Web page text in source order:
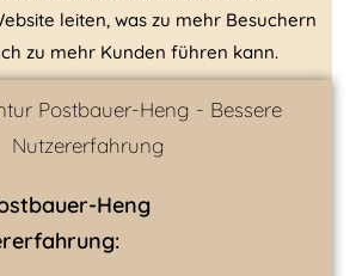
leiten, was zu mehr Besuchern
zu mehr Kunden führen kann.
Heng